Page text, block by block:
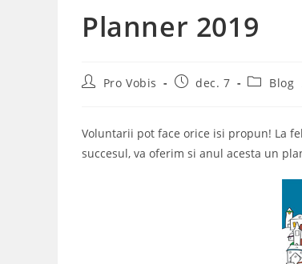
Planner 2019
PostPro Vobis
Postdec. 7
PostBlog
Voluntarii pot face orice isi propun! La
succesul, va oferim si anul acesta un